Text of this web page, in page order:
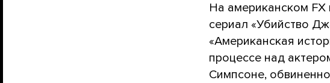
На американском
сериал «Убийство
«Американская
процессе над
Симпсоне,